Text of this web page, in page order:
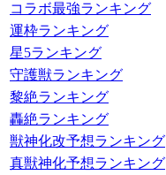
コラボ最強ランキング
運枠ランキング
星5ランキング
守護獣ランキング
黎絶ランキング
轟絶ランキング
獣神化改予想ランキング
真獣神化予想ランキング